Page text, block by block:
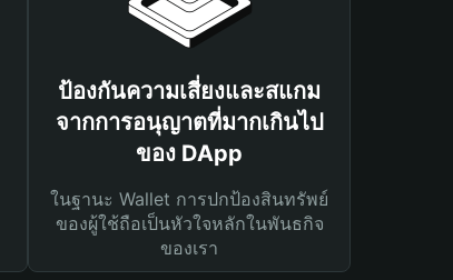
ป้องกันความเสี่ยงและสแกม
จากการอนุญาตที่มากเกินไป
ของ DApp
ในฐานะ Wallet การปกป้องสินทรัพย์
ของผู้ใช้ถือเป็นหัวใจหลักในพันธกิจ
ของเรา